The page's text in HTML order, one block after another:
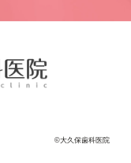
©大久保歯科医院